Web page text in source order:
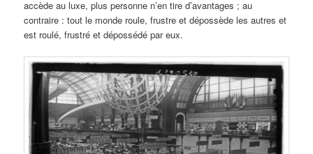
accède au luxe, plus personne n’en tire d’avantages ; au
contraire : tout le monde roule, frustre et dépossède les autres et
est roulé, frustré et dépossédé par eux.